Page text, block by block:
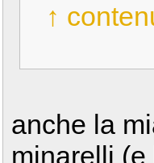
↑
anche la
minarelli